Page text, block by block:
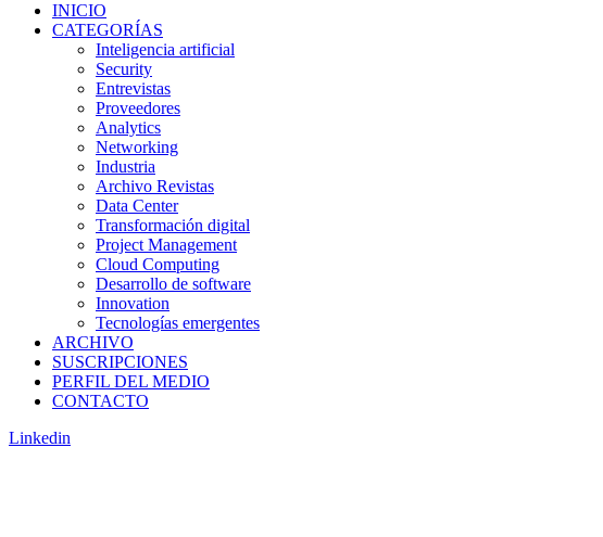
INICIO
CATEGORÍAS
Inteligencia artificial
Security
Entrevistas
Proveedores
Analytics
Networking
Industria
Archivo Revistas
Data Center
Transformación digital
Project Management
Cloud Computing
Desarrollo de software
Innovation
Tecnologías emergentes
ARCHIVO
SUSCRIPCIONES
PERFIL DEL MEDIO
CONTACTO
Linkedin